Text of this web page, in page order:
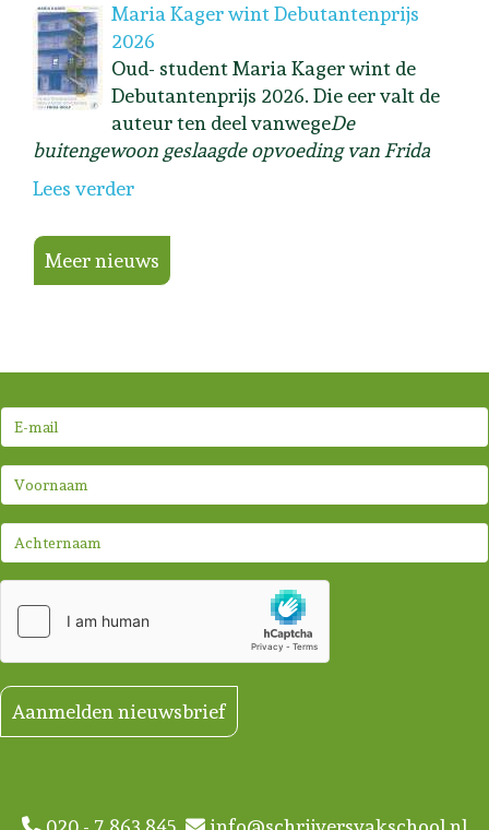
Maria Kager wint Debutantenprijs
2026
Oud- student Maria Kager wint de
Debutantenprijs 2026. Die eer valt de
auteur ten deel vanwegeDe
buitengewoon geslaagde opvoeding van Frida
Lees verder
Meer nieuws
Aanmelden nieuwsbrief